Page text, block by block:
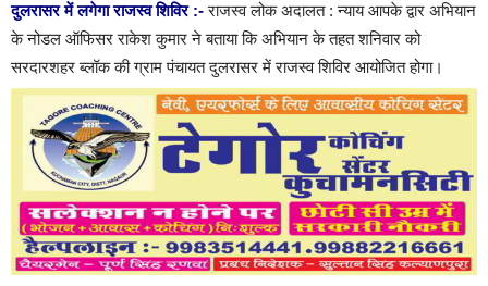
दुलरासर में लगेगा राजस्व शिविर :-राजस्व लोक अदालत : न्याय आपके द्वार अभियान
के नोडल ऑफिसर राकेश कुमार ने बताया कि अभियान के तहत शनिवार को
सरदारशहर ब्लॉक की ग्राम पंचायत दुलरासर में राजस्व शिविर आयोजित होगा।